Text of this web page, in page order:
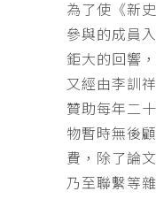
為了使《新
參與的成員
鉅大的回響
又經由李訓
贊助每年二
物暫時無後
費，除了論
乃至聯繫等